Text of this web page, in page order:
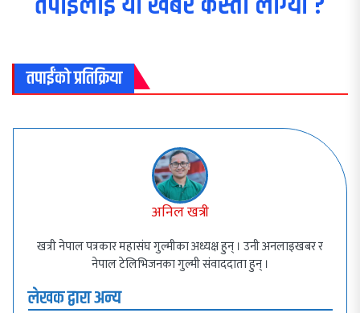
तपाईंको प्रतिक्रिया
अनिल खत्री
खत्री नेपाल पत्रकार महासंघ गुल्मीका अध्यक्ष हुन् । उनी अनलाइखबर र
नेपाल टेलिभिजनका गुल्मी संवाददाता हुन् ।
लेखक द्वारा अन्य